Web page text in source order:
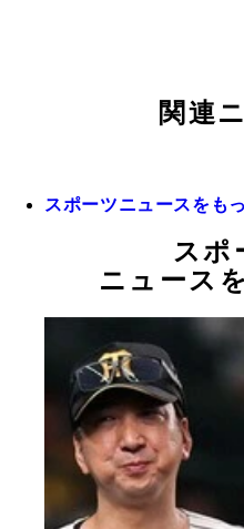
関連
スポーツニュースをも
スポ
ニュース